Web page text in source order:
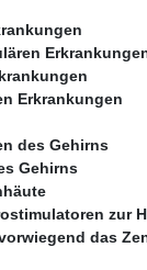
Erkrankungen
des Gehirns
Gehirns
zur
das